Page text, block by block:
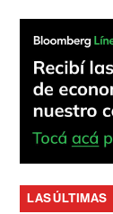
LAS ÚLTIMAS